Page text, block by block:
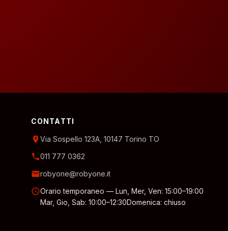
CONTATTI
location_onVia Sospello 123A, 10147 Torino TO
phone011 777 0362
emailrobyone@robyone.it
scheduleOrario temporaneo — Lun, Mer, Ven: 15:00–19:00
Mar, Gio, Sab: 10:00–12:30Domenica: chiuso